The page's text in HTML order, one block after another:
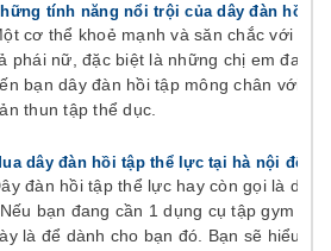
tính năng nổi trội của dây đàn hồi
cơ thể khoẻ mạnh và săn chắc với
phái nữ, đặc biệt là những chị em đang
bạn dây đàn hồi tập mông chân với
thun tập thể dục.
dây đàn hồi tập thể lực tại hà nội đến
đàn hồi tập thể lực hay còn gọi là dây
. Nếu bạn đang cần 1 dụng cụ tập gym
là để dành cho bạn đó. Bạn sẽ hiểu